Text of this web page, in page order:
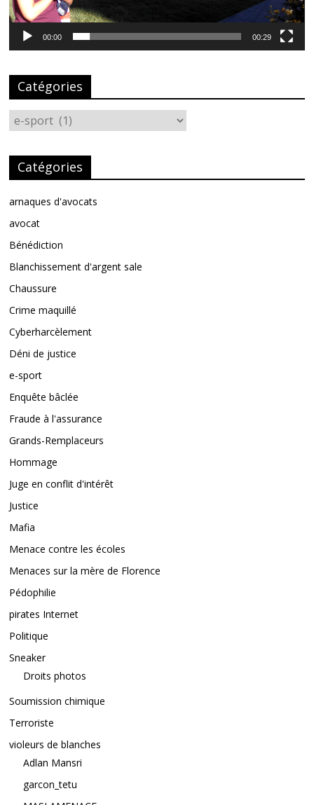
00:00 00:29
Catégories
Catégories
Catégories
arnaques d'avocats
avocat
Bénédiction
Blanchissement d'argent sale
Chaussure
Crime maquillé
Cyberharcèlement
Déni de justice
e-sport
Enquête bâclée
Fraude à l'assurance
Grands-Remplaceurs
Hommage
Juge en conflit d'intérêt
Justice
Mafia
Menace contre les écoles
Menaces sur la mère de Florence
Pédophilie
pirates Internet
Politique
Sneaker
Droits photos
Soumission chimique
Terroriste
violeurs de blanches
Adlan Mansri
garcon_tetu